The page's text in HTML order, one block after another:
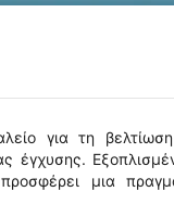
για τη
έγχυσης.
μια